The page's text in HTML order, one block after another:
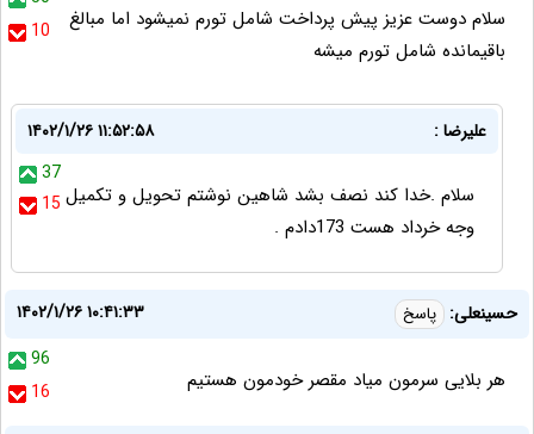
10
سلام دوست عزیز پیش پرداخت شامل تورم نمیشود اما مبالغ
باقیمانده شامل تورم میشه
علیرضا :
۱۴۰۲/۱/۲۶ ۱۱:۵۲:۵۸
37
15 سلام .خدا کند نصف بشد شاهین نوشتم تحویل و تکمیل
وجه خرداد هست 173دادم .
حسینعلی: پاسخ
۱۴۰۲/۱/۲۶ ۱۰:۴۱:۳۳
96
16
هر بلایی سرمون میاد مقصر خودمون هستیم